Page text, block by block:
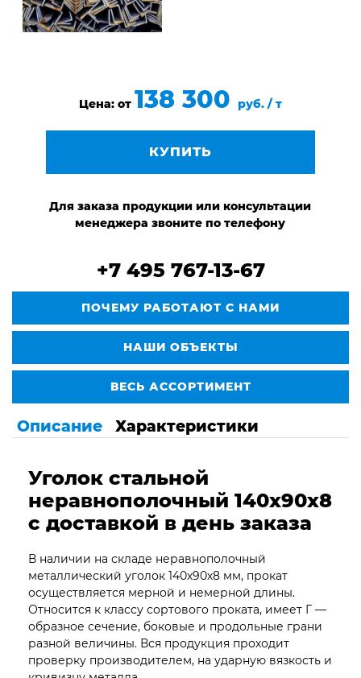
Цена: от 138 300 руб. / т
КУПИТЬ
Для заказа продукции или консультации
менеджера звоните по телефону
+7 495 767-13-67
ПОЧЕМУ РАБОТАЮТ С НАМИ
НАШИ ОБЪЕКТЫ
ВЕСЬ АССОРТИМЕНТ
Описание Характеристики
Уголок стальной
неравнополочный 140х90х8
с доставкой в день заказа
В наличии на складе неравнополочный
металлический уголок 140х90х8 мм, прокат
осуществляется мерной и немерной длины.
Относится к классу сортового проката, имеет Г —
образное сечение, боковые и продольные грани
разной величины. Вся продукция проходит
проверку производителем, на ударную вязкость и